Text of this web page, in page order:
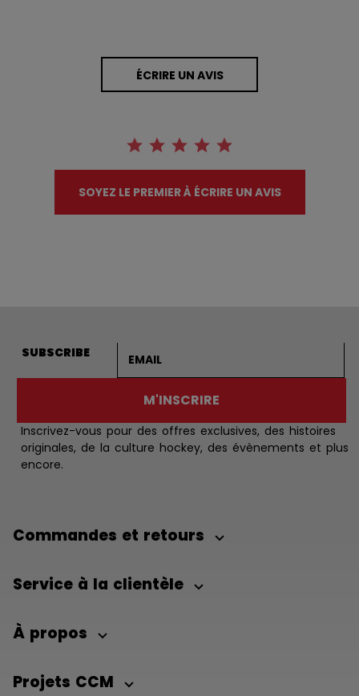
ÉCRIRE UN AVIS
SOYEZ LE PREMIER À ÉCRIRE UN AVIS
SUBSCRIBE
M'INSCRIRE
Inscrivez-vous pour des offres exclusives, des histoires
originales, de la culture hockey, des évènements et plus
encore.
Commandes et retours
Service à la clientèle
À propos
Projets CCM